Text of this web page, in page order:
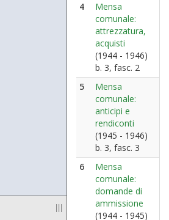
|||
4
Mensa
comunale:
attrezzatura,
acquisti
(1944 - 1946)
b. 3, fasc. 2
5
Mensa
comunale:
anticipi e
rendiconti
(1945 - 1946)
b. 3, fasc. 3
6
Mensa
comunale:
domande di
ammissione
(1944 - 1945)